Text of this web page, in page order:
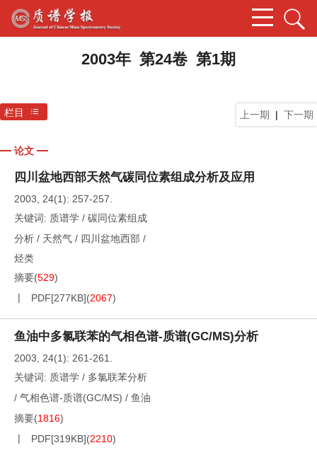
2003年 第24卷 第1期
上一期 | 下一期
栏目
论文
四川盆地西部天然气碳同位素组成分析及应用
2003, 24(1): 257-257.
关键词: 质谱学 / 碳同位素组成
分析 / 天然气 / 四川盆地西部 /
烃类
摘要(529)
PDF[277KB](2067)
鱼油中多氯联苯的气相色谱-质谱(GC/MS)分析
2003, 24(1): 261-261.
关键词: 质谱学 / 多氯联苯分析
/ 气相色谱-质谱(GC/MS) / 鱼油
摘要(1816)
PDF[319KB](2210)